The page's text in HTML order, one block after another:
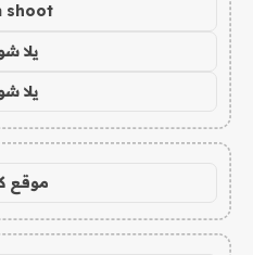
shoot
يلا
يلا
موقع